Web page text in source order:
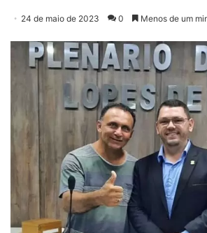
24 de maio de 2023 0 Menos de um